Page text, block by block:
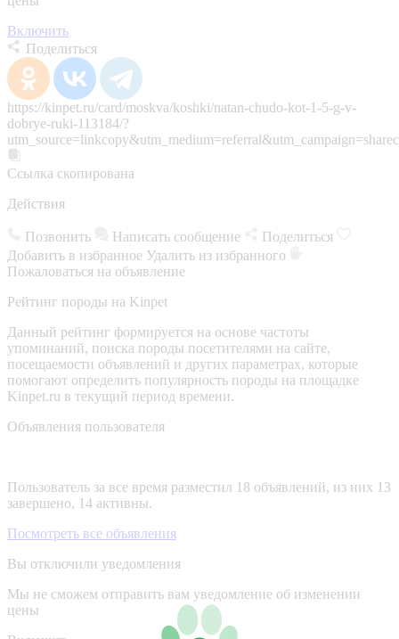
Включить
Поделиться
https://kinpet.ru/card/moskva/koshki/natan-chudo-kot-1-5-g-v-
dobrye-ruki-113184/?
Ссылка скопирована
Действия
Позвонить Написать сообщение
Поделиться
Добавить в избранное Удалить из избранного
Пожаловаться на объявление
Рейтинг породы на Kinpet
Данный рейтинг формируется на основе частоты
упоминаний, поиска породы посетителями на сайте,
посещаемости объявлений и других параметрах, которые
помогают определить популярность породы на площадке
Kinpet.ru в текущий период времени.
Объявления пользователя
Пользователь за все время разместил 18 объявлений, из них 13
завершено, 14 активны.
Посмотреть все объявления
Вы отключили уведомления
Мы не сможем отправить вам уведомление об изменении
цены